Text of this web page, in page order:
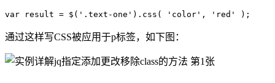
var result = $('.text-one').css( 'color', 'red' );
通过这样写CSS被应用于p标签，如下图：